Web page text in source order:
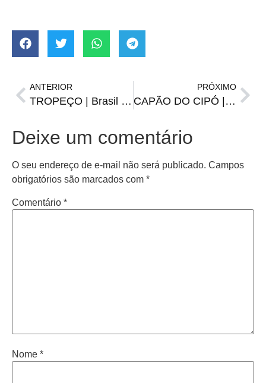
ANTERIOR
TROPEÇO | Brasil empata com a Colômbia e perde a liderança do Sul-Americano Sub-20
PRÓXIMO
CAPÃO DO CIPÓ | Resultados e classificação atualizada do Municipal de Society
Deixe um comentário
O seu endereço de e-mail não será publicado. Campos
obrigatórios são marcados com *
Comentário *
Nome *